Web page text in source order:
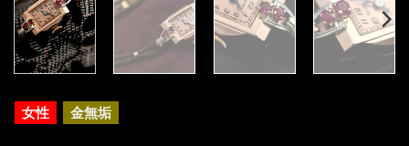
女性 金無垢